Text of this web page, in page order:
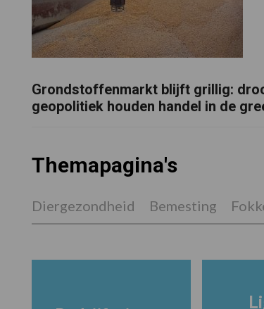
Grondstoffenmarkt blijft grillig:
geopolitiek houden handel in de
Themapagina's
Diergezondheid Bemesting